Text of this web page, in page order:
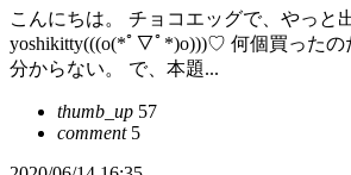
こんにちは。 チョコエッグで、やっと
yoshikitty(((o(*ﾟ▽ﾟ*)o)))♡ 何個買ったの
分からない。 で、本題...
thumb_up 57
comment5